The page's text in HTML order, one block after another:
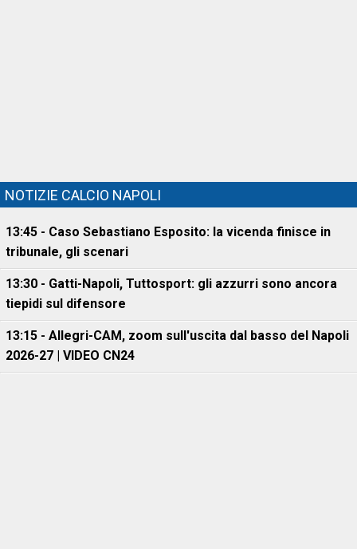
NOTIZIE CALCIO NAPOLI
13:45 - Caso Sebastiano Esposito: la vicenda finisce in
tribunale, gli scenari
13:30 - Gatti-Napoli, Tuttosport: gli azzurri sono ancora
tiepidi sul difensore
13:15 - Allegri-CAM, zoom sull'uscita dal basso del Napoli
2026-27 | VIDEO CN24